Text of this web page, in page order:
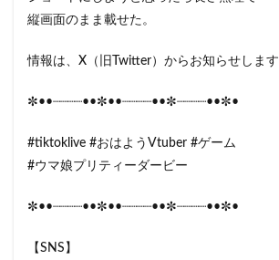
縦画面のまま載せた。
情報は、X（旧Twitter）からお知らせします
✼••┈┈┈┈••✼••┈┈┈┈••✼┈┈┈┈••✼•
#tiktoklive #おはようVtuber #ゲーム
#ウマ娘プリティーダービー
✼••┈┈┈┈••✼••┈┈┈┈••✼┈┈┈┈••✼•
【SNS】